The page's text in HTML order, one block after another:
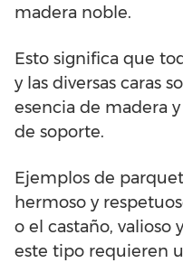
madera noble.
Esto significa que
y las diversas caras
esencia de madera
de soporte.
Ejemplos de
hermoso y
o el castaño, valioso
este tipo requieren